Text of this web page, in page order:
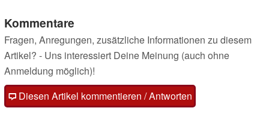
Kommentare
Fragen, Anregungen, zusätzliche Informationen zu diesem
Artikel? - Uns interessiert Deine Meinung (auch ohne
Anmeldung möglich)!
Diesen Artikel kommentieren / Antworten